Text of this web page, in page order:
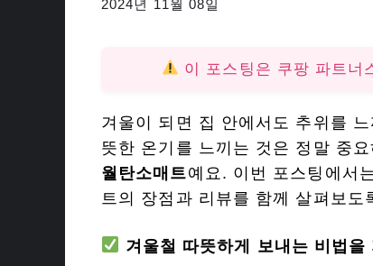
2024년 11월 08일
이 포스팅은 쿠팡 파트너
겨울이 되면 집 안에서도 추위를
뜻한 온기를 느끼는 것은 정말 중
월탄소매트예요. 이번 포스팅에서
트의 장점과 리뷰를 함께 살펴보도
겨울철 따뜻하게 보내는 비법을